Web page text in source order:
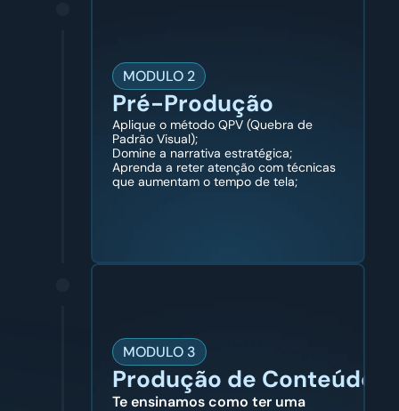
MODULO 2
Pré-Produção
Aplique o método QPV (Quebra de
Padrão Visual);
Domine a narrativa estratégica;
Aprenda a reter atenção com técnicas
que aumentam o tempo de tela;
MODULO 3
Produção de Conteúdo
Te ensinamos como ter uma